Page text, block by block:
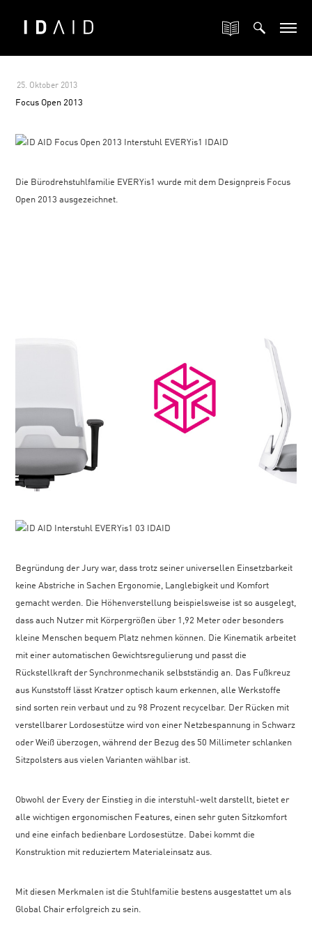
25. Oktober 2013
Focus Open 2013
Die Bürodrehstuhlfamilie EVERYis1 wurde mit dem Designpreis Focus
Open 2013 ausgezeichnet.
Begründung der Jury war, dass trotz seiner universellen Einsetzbarkeit
keine Abstriche in Sachen Ergonomie, Langlebigkeit und Komfort
gemacht werden. Die Höhenverstellung beispielsweise ist so ausgelegt,
dass auch Nutzer mit Körpergrößen über 1,92 Meter oder besonders
kleine Menschen bequem Platz nehmen können. Die Kinematik arbeitet
mit einer automatischen Gewichtsregulierung und passt die
Rückstellkraft der Synchronmechanik selbstständig an. Das Fußkreuz
aus Kunststoff lässt Kratzer optisch kaum erkennen, alle Werkstoffe
sind sorten rein verbaut und zu 98 Prozent recycelbar. Der Rücken mit
verstellbarer Lordosestütze wird von einer Netzbespannung in Schwarz
oder Weiß überzogen, während der Bezug des 50 Millimeter schlanken
Sitzpolsters aus vielen Varianten wählbar ist.
Obwohl der Every der Einstieg in die interstuhl-welt darstellt, bietet er
alle wichtigen ergonomischen Features, einen sehr guten Sitzkomfort
und eine einfach bedienbare Lordosestütze. Dabei kommt die
Konstruktion mit reduziertem Materialeinsatz aus.
Mit diesen Merkmalen ist die Stuhlfamilie bestens ausgestattet um als
Global Chair erfolgreich zu sein.